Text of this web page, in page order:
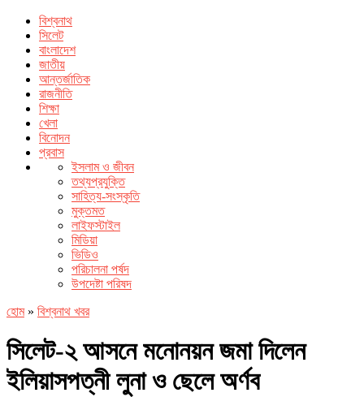
বিশ্বনাথ
সিলেট
বাংলাদেশ
জাতীয়
আন্তর্জাতিক
রাজনীতি
শিক্ষা
খেলা
বিনোদন
প্রবাস
ইসলাম ও জীবন
তথ্যপ্রযুক্তি
সাহিত্য-সংস্কৃতি
মুক্তমত
লাইফস্টাইল
মিডিয়া
ভিডিও
পরিচালনা পর্ষদ
উপদেষ্টা পরিষদ
হোম» বিশ্বনাথ খবর
সিলেট-২ আসনে মনোনয়ন জমা দিলেন
ইলিয়াসপত্নী লুনা ও ছেলে অর্ণব